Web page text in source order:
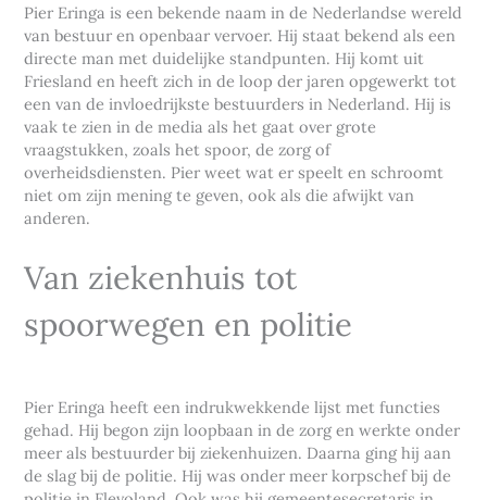
Pier Eringa is een bekende naam in de Nederlandse wereld
van bestuur en openbaar vervoer. Hij staat bekend als een
directe man met duidelijke standpunten. Hij komt uit
Friesland en heeft zich in de loop der jaren opgewerkt tot
een van de invloedrijkste bestuurders in Nederland. Hij is
vaak te zien in de media als het gaat over grote
vraagstukken, zoals het spoor, de zorg of
overheidsdiensten. Pier weet wat er speelt en schroomt
niet om zijn mening te geven, ook als die afwijkt van
anderen.
Van ziekenhuis tot
spoorwegen en politie
Pier Eringa heeft een indrukwekkende lijst met functies
gehad. Hij begon zijn loopbaan in de zorg en werkte onder
meer als bestuurder bij ziekenhuizen. Daarna ging hij aan
de slag bij de politie. Hij was onder meer korpschef bij de